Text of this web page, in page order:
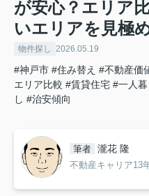
が安心？エリア
いエリアを見極
物件探し 2026.05.19
#神戸市 #住み替え #不動産価
エリア比較 #賃貸住宅 #一人暮
し #治安傾向
筆者 瀧花 隆
不動産キャリア13